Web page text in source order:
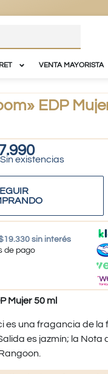
VENTA MAYORISTA
EDP
Sin existencias
sin interés
de pago
Mujer 50 ml
es una fragancia de
es jazmín; la